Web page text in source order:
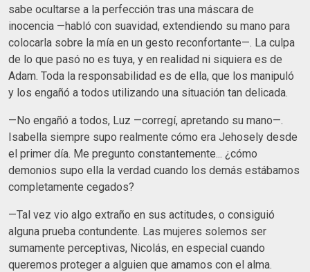
sabe ocultarse a la perfección tras una máscara de
inocencia —habló con suavidad, extendiendo su mano para
colocarla sobre la mía en un gesto reconfortante—. La culpa
de lo que pasó no es tuya, y en realidad ni siquiera es de
Adam. Toda la responsabilidad es de ella, que los manipuló
y los engañó a todos utilizando una situación tan delicada.
—No engañó a todos, Luz —corregí, apretando su mano—.
Isabella siempre supo realmente cómo era Jehosely desde
el primer día. Me pregunto constantemente... ¿cómo
demonios supo ella la verdad cuando los demás estábamos
completamente cegados?
—Tal vez vio algo extraño en sus actitudes, o consiguió
alguna prueba contundente. Las mujeres solemos ser
sumamente perceptivas, Nicolás, en especial cuando
queremos proteger a alguien que amamos con el alma.